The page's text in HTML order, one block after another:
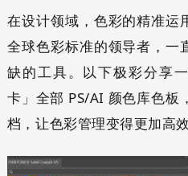
在设计领域，色彩的精准运
全球色彩标准的领导者，一
缺的工具。以下极彩分享
卡」全部 PS/AI 颜色库色板
档，让色彩管理变得更加高效